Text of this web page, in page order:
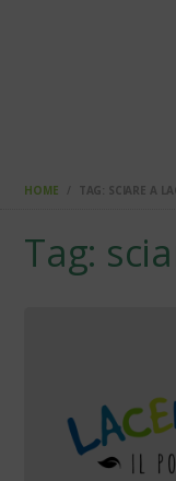
HOME TAG: SCIARE A
Tag: